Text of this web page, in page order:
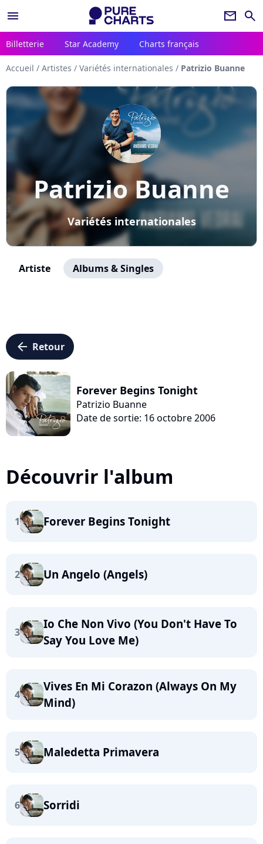
menu newsletter search
Billetterie Star Academy Charts français
Accueil / Artistes / Variétés internationales / Patrizio Buanne
Patrizio Buanne
Variétés internationales
Artiste Albums & Singles
arrow_left Retour
Forever Begins Tonight
Patrizio Buanne
Date de sortie: 16 octobre 2006
Découvrir l'album
1 Forever Begins Tonight
2 Un Angelo (Angels)
3
Io Che Non Vivo (You Don't Have To
Say You Love Me)
4
Vives En Mi Corazon (Always On My
Mind)
5 Maledetta Primavera
6 Sorridi